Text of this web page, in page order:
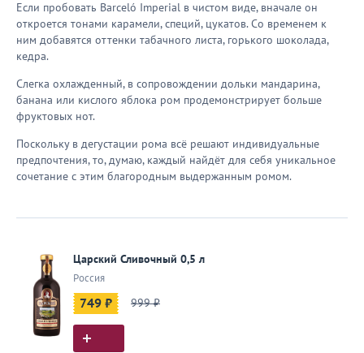
Если пробовать Barceló Imperial в чистом виде, вначале он
откроется тонами карамели, специй, цукатов. Со временем к
ним добавятся оттенки табачного листа, горького шоколада,
кедра.
Слегка охлажденный, в сопровождении дольки мандарина,
банана или кислого яблока ром продемонстрирует больше
фруктовых нот.
Поскольку в дегустации рома всё решают индивидуальные
предпочтения, то, думаю, каждый найдёт для себя уникальное
сочетание с этим благородным выдержанным ромом.
Царский Сливочный 0,5 л
Россия
749 ₽ 999 ₽